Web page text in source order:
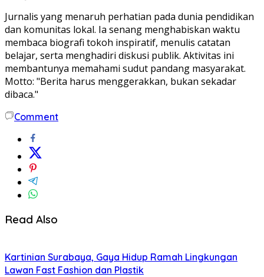
Jurnalis yang menaruh perhatian pada dunia pendidikan
dan komunitas lokal. Ia senang menghabiskan waktu
membaca biografi tokoh inspiratif, menulis catatan
belajar, serta menghadiri diskusi publik. Aktivitas ini
membantunya memahami sudut pandang masyarakat.
Motto: "Berita harus menggerakkan, bukan sekadar
dibaca."
Comment
Read Also
Kartinian Surabaya, Gaya Hidup Ramah Lingkungan
Lawan Fast Fashion dan Plastik